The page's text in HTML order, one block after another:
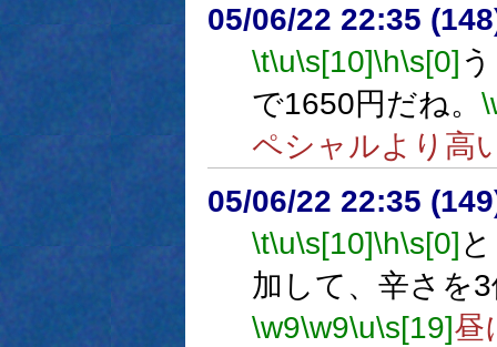
05/06/22 22:35
\t\u\s[10]\h\s[0]
で1650円だね。
ペシャルより高
05/06/22 22:35
\t\u\s[10]\h\s[0]
加して、辛さを
\w9\w9\u\s[19]昼